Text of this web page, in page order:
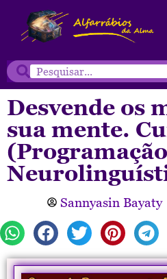
Desvende os
sua mente.
(Programação
Sannyasin Bayaty